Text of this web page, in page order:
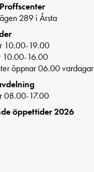
289 i Årsta
10.00-19.00
10.00-16.00
öppnar 06.00 vardagar
08.00-17.00
öppettider 2026